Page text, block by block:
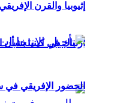
ارتباك في كينيا بشأن
إثيوبيا والقرن
الحضور الإفريقي في